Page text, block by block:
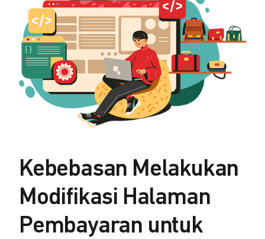
Kebebasan Melakukan
Modifikasi Halaman
Pembayaran untuk